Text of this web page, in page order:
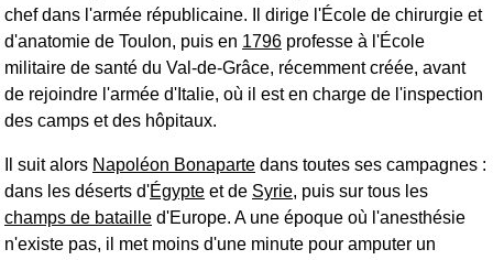
chef dans l'armée républicaine. Il dirige l'École de chirurgie et
d'anatomie de Toulon, puis en 1796 professe à l'École
militaire de santé du Val-de-Grâce, récemment créée, avant
de rejoindre l'armée d'Italie, où il est en charge de l'inspection
des camps et des hôpitaux.
Il suit alors Napoléon Bonaparte dans toutes ses campagnes :
dans les déserts d'Égypte et de Syrie, puis sur tous les
champs de bataille d'Europe. A une époque où l'anesthésie
n'existe pas, il met moins d'une minute pour amputer un